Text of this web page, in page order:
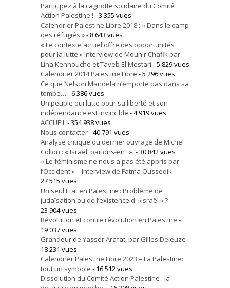
Participez à la cagnotte solidaire du Comité
Action Palestine ! - 3 355 vues
Calendrier Palestine Libre 2018 : « Dans le camp
des réfugiés »- 8 643 vues
« Le contexte actuel offre des opportunités
pour la lutte » Interview de Mounir Chafik par
Lina Kennouche et Tayeb El Mestari - 5 829 vues
Calendrier 2014 Palestine Libre - 5 296 vues
Ce que Nelson Mandela n’emporte pas dans sa
tombe… - 6 386 vues
Un peuple qui lutte pour sa liberté et son
indépendance est invincible - 4 919 vues
ACCUEIL- 354 938 vues
Nous contacter- 40 791 vues
Analyse critique du dernier ouvrage de Michel
Collon : « Israël, parlons-en ! ». - 30 842 vues
« Le féminisme ne nous a pas été appris par
l’Occident » – Interview de Fatma Oussedik-
27 515 vues
Un seul Etat en Palestine : Problème de
judaïsation ou de l’existence d' »Israël » ?-
23 904 vues
Révolution et contre révolution en Palestine -
19 037 vues
Grandeur de Yasser Arafat, par Gilles Deleuze -
18 231 vues
Calendrier Palestine Libre 2023 – La Palestine:
tout un symbole - 16 512 vues
Dissolution du Comité Action Palestine : la